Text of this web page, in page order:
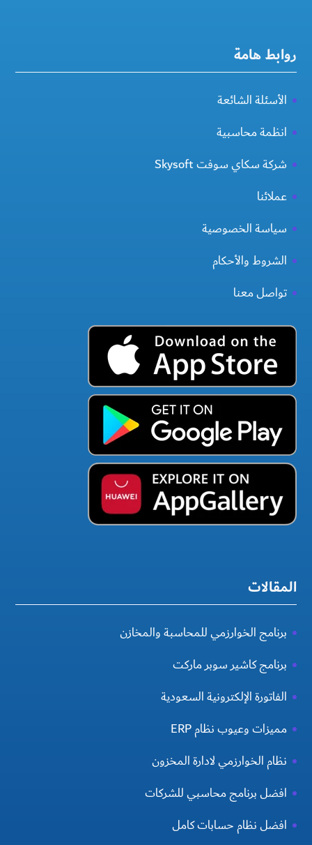
روابط هامة
الأسئلة الشائعة
انظمة محاسبية
شركة سكاي سوفت Skysoft
عملائنا
سياسة الخصوصية
الشروط والأحكام
تواصل معنا
المقالات
برنامج الخوارزمي للمحاسبة والمخازن
برنامج كاشير سوبر ماركت
الفاتورة الإلكترونية السعودية
مميزات وعيوب نظام ERP
نظام الخوارزمي لادارة المخزون
افضل برنامج محاسبي للشركات
افضل نظام حسابات كامل